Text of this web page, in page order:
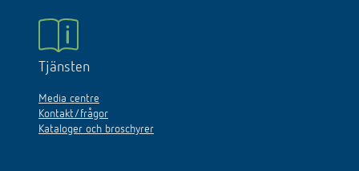
Tjänsten
Media centre
Kontakt/frågor
Kataloger och broschyrer